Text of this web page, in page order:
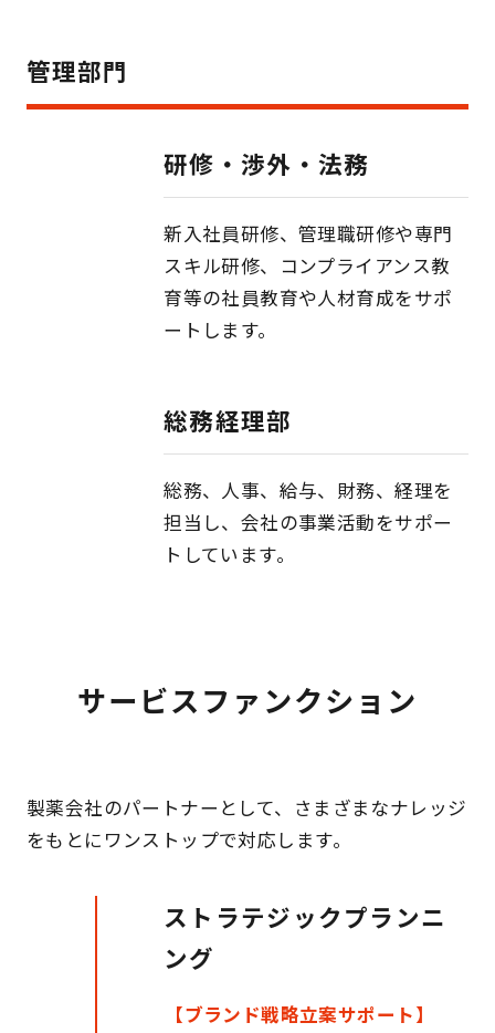
管理部門
研修・渉外・法務
新入社員研修、管理職研修や専門
スキル研修、コンプライアンス教
育等の社員教育や人材育成をサポ
ートします。
総務経理部
総務、人事、給与、財務、経理を
担当し、会社の事業活動をサポー
トしています。
サービスファンクション
製薬会社のパートナーとして、さまざまなナレッジ
をもとにワンストップで対応します。
ストラテジックプランニ
ング
【ブランド戦略立案サポート】